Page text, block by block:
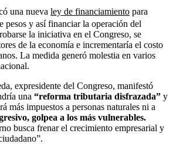
una nueva ley de financiamiento para
pesos y así financiar la operación del
la iniciativa en el Congreso, se
de la economía e incrementaría el costo
La medida generó molestia en varios
expresidente del Congreso, manifestó
una “reforma tributaria disfrazada” y
más impuestos a personas naturales ni a
golpea a los más vulnerables.
busca frenar el crecimiento empresarial y